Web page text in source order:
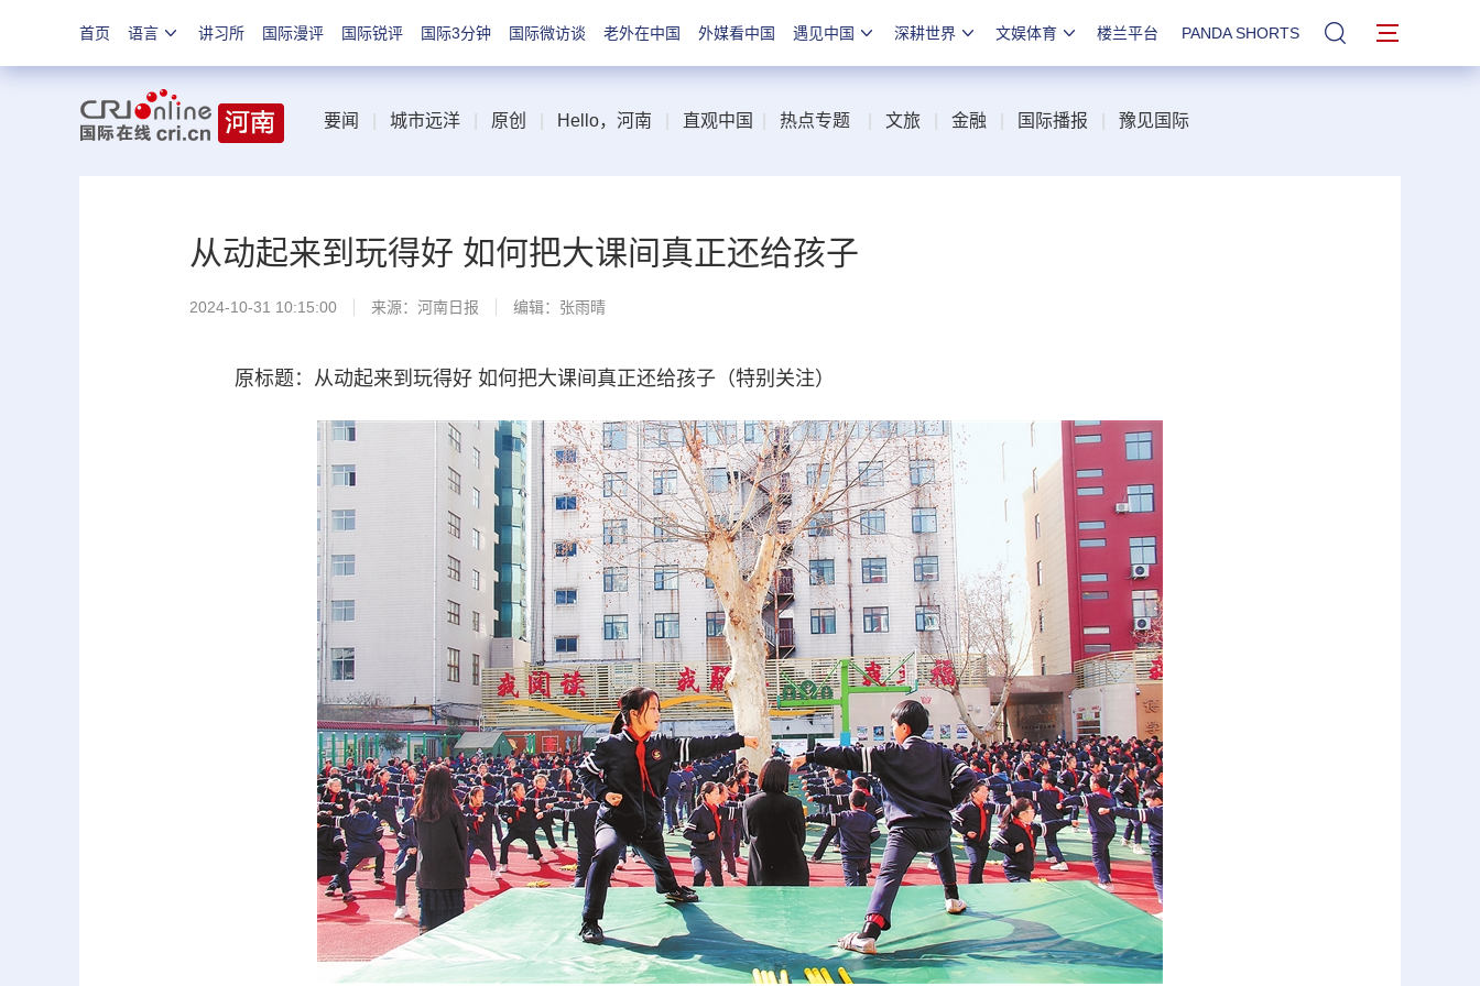
首页 语言 讲习所 国际漫评 国际锐评 国际3分钟 国际微访谈 老外在中国 外媒看中国 遇见中国 深耕世界 文娱体育 楼兰平台 PANDA SHORTS 站内搜索
要闻 城市远洋 原创 Hello，河南 直观中国 热点专题 文旅 金融 国际播报 豫见国际
从动起来到玩得好 如何把大课间真正还给孩子
2024-10-31 10:15:00 来源： 河南日报 编辑：张雨晴
原标题：从动起来到玩得好 如何把大课间真正还给孩子（特别关注）